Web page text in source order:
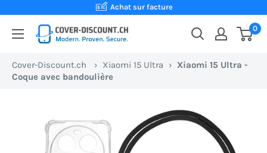
contenu
Achat sur facture
Cover-
Ta
boutique
suisse
pour
0
Cover-Discount.ch › Xiaomi 15 Ultra › Xiaomi 15 Ultra -
Coque avec bandoulière